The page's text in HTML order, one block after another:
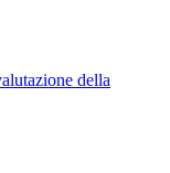
della